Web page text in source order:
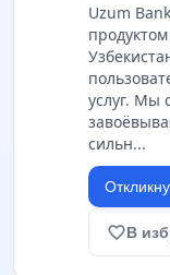
Uzum
услуг. Мы
сильн...
favorite_borderВ